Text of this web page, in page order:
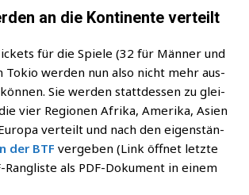
an die Kontinente verteilt
für die Spie­le (32 für Män­ner und
Tokio wer­den nun also nicht mehr aus­
Sie wer­den statt­des­sen zu glei­
vier Regio­nen Afri­ka, Ame­ri­ka, Asi­en
ver­teilt und nach den eigen­stän­
der BTF ver­ge­ben (Link öff­net letz­te
als PDF-Doku­ment in einem